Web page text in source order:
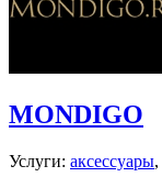
MONDIGO
Услуги: аксессуары,